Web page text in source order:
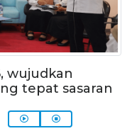
wujudkan
tepat sasaran